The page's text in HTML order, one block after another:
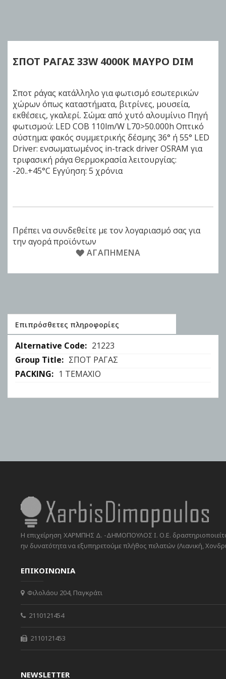
beginning
the
ΣΠΟΤ ΡΑΓΑΣ 33W4000K ΜΑΥΡΟ DIM
Σποτ ράγας κατάλληλο για φωτισμό εσωτερικών
χώρων όπως καταστήματα, βιτρίνες, μουσεία,
εκθέσεις, γκαλερί. Σώμα: από χυτό αλουμίνιο Πηγή
φωτισμού: LED COB 110lm/W L70>50.000h Οπτικό
σύστημα: φακός συμμετρικής δέσμης 36° ή 55° LED
Driver: ενσωματωμένος in-track driver OSRAM για
τριφασική ράγα Θερμοκρασία λειτουργίας:
-20..+45°C Εγγύηση: 5 χρόνια
Πρέπει να συνδεθείτε με τον λογαριασμό σας για
την αγορά προϊόντων
ΑΓΑΠΗΜΈΝΑ
Επιπρόσθετες πληροφορίες
Επιπρόσθετες
πληροφορίες
21223
ΣΠΟΤ ΡΑΓΑΣ
1 ΤΕΜΑΧΙΟ
Η επιχείρηση ΧΑΡΜΠΗΣ Δ. -ΔΗΜΟΠΟΥΛΟΣ Ι. Ο.Ε.
ην δυνατότητα να εξυπηρετούμε πλήθος πελατών (Λιανική,
ΕΠΙΚΟΙΝΩΝΙΑ
Φιλολάου 204, Παγκράτι
2110121454
2110121453
NEWSLETTER